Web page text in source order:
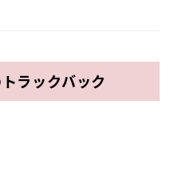
ラックバック